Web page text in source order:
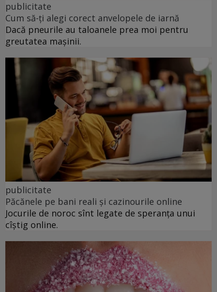
publicitate
Cum să-ți alegi corect anvelopele de iarnă
Dacă pneurile au taloanele prea moi pentru
greutatea mașinii.
publicitate
Păcănele pe bani reali și cazinourile online
Jocurile de noroc sînt legate de speranța unui
cîștig online.